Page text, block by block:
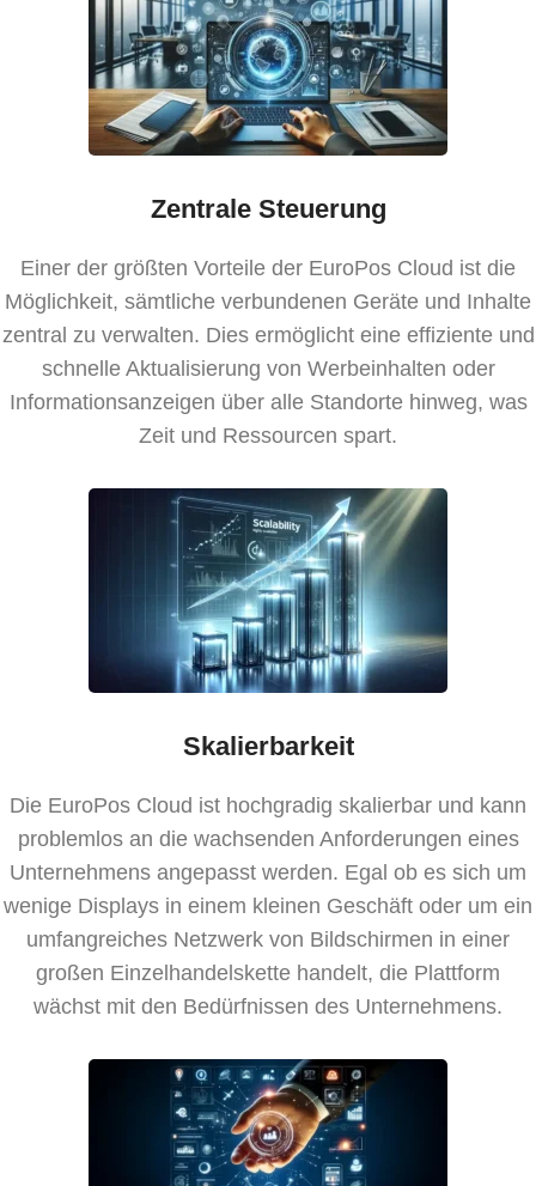
Zentrale Steuerung
Einer der größten Vorteile der EuroPos Cloud ist die
Möglichkeit, sämtliche verbundenen Geräte und Inhalte
zentral zu verwalten. Dies ermöglicht eine effiziente und
schnelle Aktualisierung von Werbeinhalten oder
Informationsanzeigen über alle Standorte hinweg, was
Zeit und Ressourcen spart.
Skalierbarkeit
Die EuroPos Cloud ist hochgradig skalierbar und kann
problemlos an die wachsenden Anforderungen eines
Unternehmens angepasst werden. Egal ob es sich um
wenige Displays in einem kleinen Geschäft oder um ein
umfangreiches Netzwerk von Bildschirmen in einer
großen Einzelhandelskette handelt, die Plattform
wächst mit den Bedürfnissen des Unternehmens.